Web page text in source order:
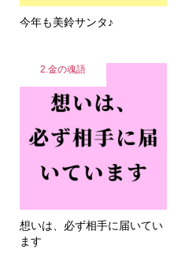
今年も美鈴サンタ♪
2.金の魂語
想いは、必ず相手に届いてい
ます